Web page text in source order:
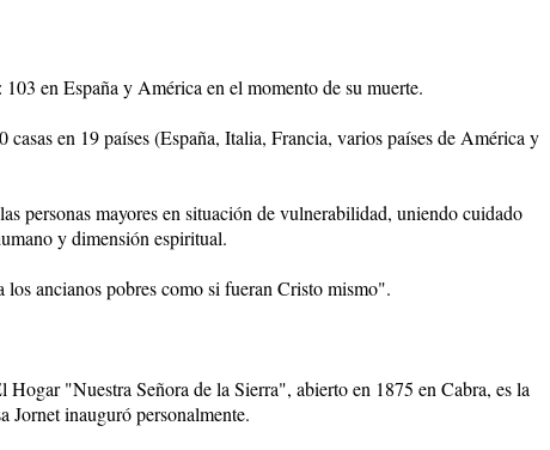
103 en España y América en el momento de su muerte.
casas en 19 países (España, Italia, Francia, varios países de América y
personas mayores en situación de vulnerabilidad, uniendo cuidado
y dimensión espiritual.
ancianos pobres como si fueran Cristo mismo".
Hogar "Nuestra Señora de la Sierra", abierto en 1875 en Cabra, es la
Jornet inauguró personalmente.